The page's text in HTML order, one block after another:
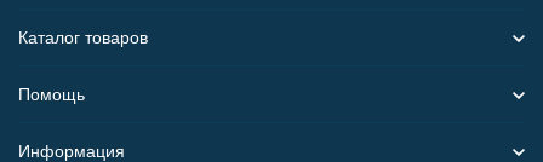
Каталог товаров
Помощь
Информация